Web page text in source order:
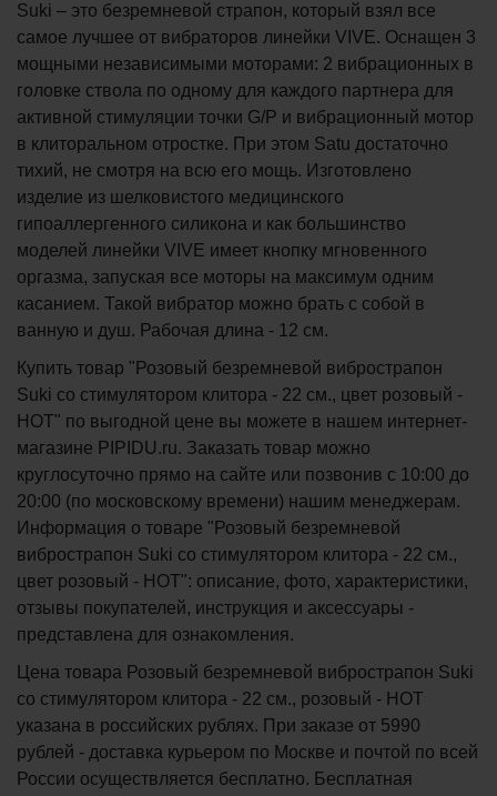
Suki – это безремневой страпон, который взял все
самое лучшее от вибраторов линейки VIVE. Оснащен 3
мощными независимыми моторами: 2 вибрационных в
головке ствола по одному для каждого партнера для
активной стимуляции точки G/P и вибрационный мотор
в клиторальном отростке. При этом Satu достаточно
тихий, не смотря на всю его мощь. Изготовлено
изделие из шелковистого медицинского
гипоаллергенного силикона и как большинство
моделей линейки VIVE имеет кнопку мгновенного
оргазма, запуская все моторы на максимум одним
касанием. Такой вибратор можно брать с собой в
ванную и душ. Рабочая длина - 12 см.
Купить товар "Розовый безремневой вибрострапон
Suki со стимулятором клитора - 22 см., цвет розовый -
HOT" по выгодной цене вы можете в нашем интернет-
магазине PIPIDU.ru. Заказать товар можно
круглосуточно прямо на сайте или позвонив с 10:00 до
20:00 (по московскому времени) нашим менеджерам.
Информация о товаре "Розовый безремневой
вибрострапон Suki со стимулятором клитора - 22 см.,
цвет розовый - HOT": описание, фото, характеристики,
отзывы покупателей, инструкция и аксессуары -
представлена для ознакомления.
Цена товара Розовый безремневой вибрострапон Suki
со стимулятором клитора - 22 см., розовый - HOT
указана в российских рублях. При заказе от 5990
рублей - доставка курьером по Москве и почтой по всей
России осуществляется бесплатно. Бесплатная